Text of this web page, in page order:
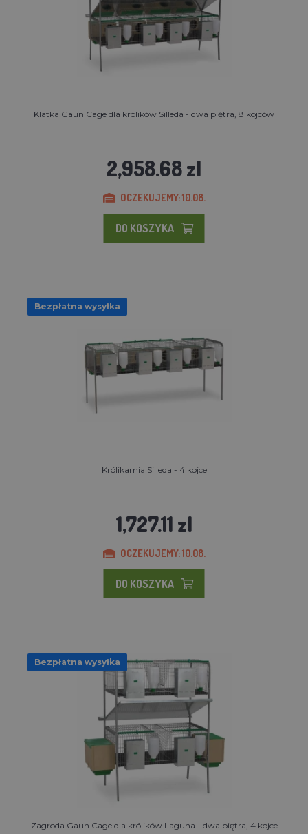
Klatka Gaun Cage dla królików Silleda - dwa piętra, 8 kojców
2,958.68 zl
OCZEKUJEMY: 10.08.
DO KOSZYKA
Bezpłatna wysyłka
Królikarnia Silleda - 4 kojce
1,727.11 zl
OCZEKUJEMY: 10.08.
DO KOSZYKA
Bezpłatna wysyłka
Zagroda Gaun Cage dla królików Laguna - dwa piętra, 4 kojce